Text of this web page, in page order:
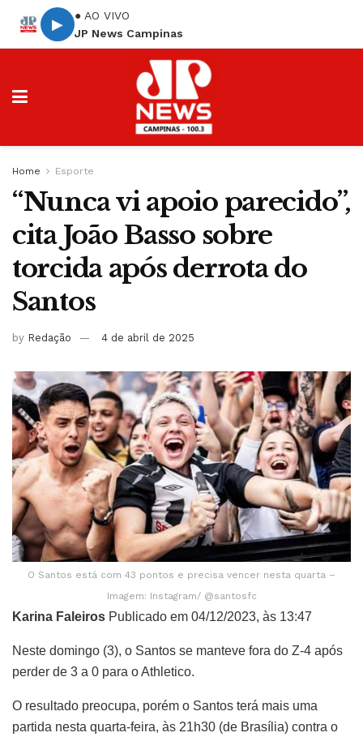
▶
● AO VIVO
JP News Campinas
Home Esporte
“Nunca vi apoio parecido”,
cita João Basso sobre
torcida após derrota do
Santos
by Redação 4 de abril de 2025
O Santos está com 43 pontos e precisa vencer nesta quarta –
Imagem: Instagram/ @santosfc
Karina Faleiros Publicado em 04/12/2023, às 13:47
Neste domingo (3), o Santos se manteve fora do Z-4 após
perder de 3 a 0 para o Athletico.
O resultado preocupa, porém o Santos terá mais uma
partida nesta quarta-feira, às 21h30 (de Brasília) contra o